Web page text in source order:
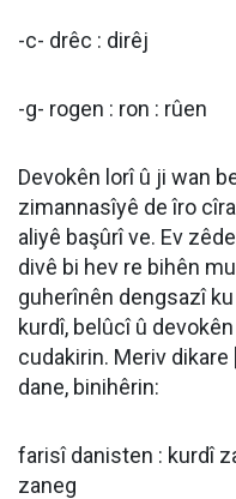
-c- drêc : dirêj
-g- rogen : ron : rûen
Devokên lorî û ji wan
zimannasîyê de îro
aliyê başûrî ve. Ev
divê bi hev re bihên
guherînên dengsazî
kurdî, belûcî û
cudakirin. Meriv dikare
dane, binihêrin:
farisî danisten : kurdî
zaneg